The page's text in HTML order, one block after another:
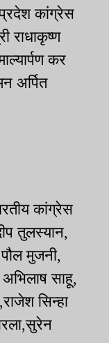
कांग्रेस
राधाकृष्ण
कर
अर्पित
कांग्रेस
तुलस्यान,
मुजनी,
साहू,
सिन्हा